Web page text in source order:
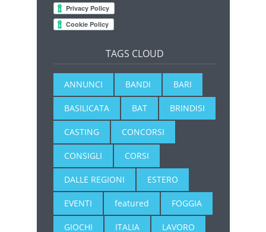
TAGS CLOUD
ANNUNCI BANDI BARI
BASILICATA BAT BRINDISI
CASTING CONCORSI
CONSIGLI CORSI
DALLE REGIONI ESTERO
EVENTI featured FOGGIA
GIOCHI ITALIA LAVORO